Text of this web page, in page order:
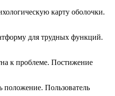
карту оболочки.
для трудных функций.
к проблеме. Постижение
положение. Пользователь